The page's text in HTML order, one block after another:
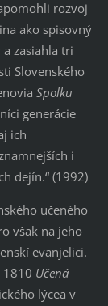
rozvoj
ako spisovný
zasiahla tri
Slovenského
Spolku
generácie
ich
i
dejín.“ (1992)
učeného
však na jeho
evanjelici.
1810 Učená
lýcea v